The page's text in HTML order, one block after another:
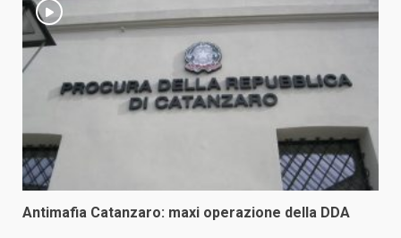
Antimafia Catanzaro: maxi operazione della DDA